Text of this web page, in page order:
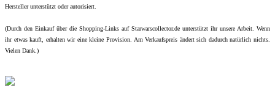
Hersteller unterstützt oder autorisiert.
(Durch den Einkauf über die Shopping-Links auf Starwarscollector.de unterstützt ihr unsere Arbeit. Wenn
ihr etwas kauft, erhalten wir eine kleine Provision. Am Verkaufspreis ändert sich dadurch natürlich nichts.
Vielen Dank.)